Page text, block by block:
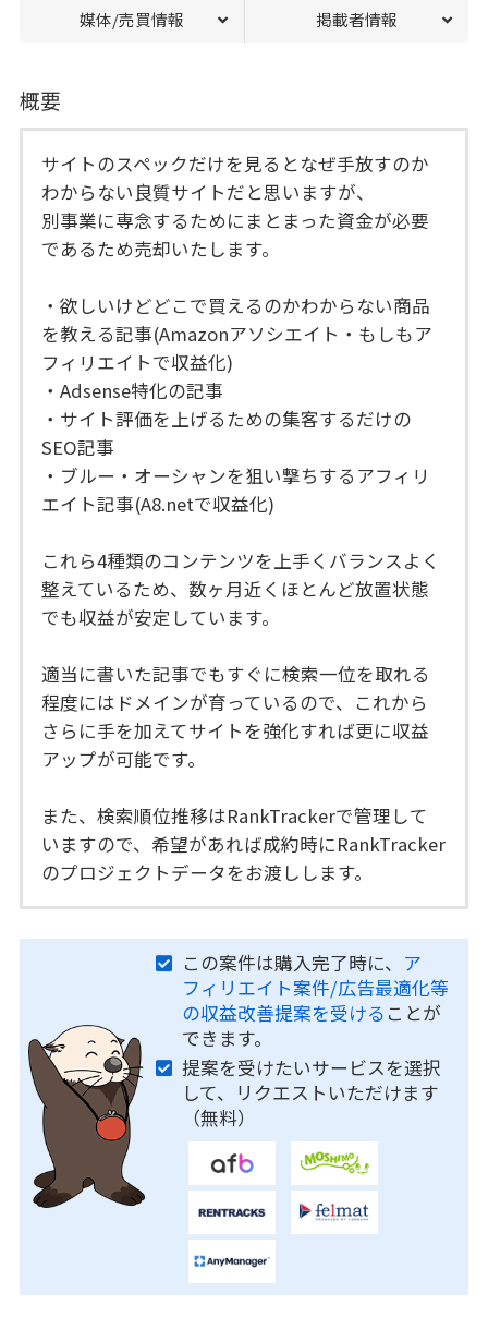
媒体/売買情報 掲載者情報
概要
サイトのスペックだけを見るとなぜ手放すのか
わからない良質サイトだと思いますが、
別事業に専念するためにまとまった資金が必要
であるため売却いたします。
・欲しいけどどこで買えるのかわからない商品
を教える記事(Amazonアソシエイト・もしもア
フィリエイトで収益化)
・Adsense特化の記事
・サイト評価を上げるための集客するだけの
SEO記事
・ブルー・オーシャンを狙い撃ちするアフィリ
エイト記事(A8.netで収益化)
これら4種類のコンテンツを上手くバランスよく
整えているため、数ヶ月近くほとんど放置状態
でも収益が安定しています。
適当に書いた記事でもすぐに検索一位を取れる
程度にはドメインが育っているので、これから
さらに手を加えてサイトを強化すれば更に収益
アップが可能です。
また、検索順位推移はRankTrackerで管理して
いますので、希望があれば成約時にRankTracker
のプロジェクトデータをお渡しします。
この案件は購入完了時に、 ア
フィリエイト案件/広告最適化等
の収益改善提案を受ける ことが
できます。
提案を受けたいサービスを選択
して、リクエストいただけます
（無料）